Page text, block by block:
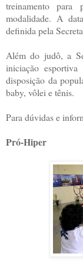
treinamento para
modalidade. A
definida pela
Além do judô, a
iniciação esportiva
disposição da
baby, vôlei e tênis.
Para dúvidas e
Pró-Hiper